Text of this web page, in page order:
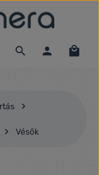
Vésők